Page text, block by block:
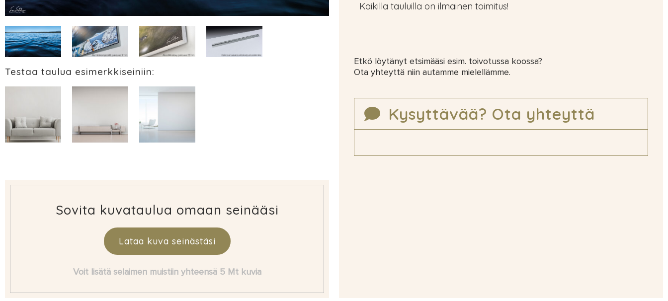
Testaa taulua esimerkkiseiniin:
Sovita kuvataulua omaan seinääsi
Lataa kuva seinästäsi
Voit lisätä selaimen muistiin yhteensä 5 Mt kuvia
Kaikilla tauluilla on ilmainen toimitus!
Etkö löytänyt etsimääsi esim. toivotussa koossa?
Ota yhteyttä niin autamme mielellämme.
Kysyttävää? Ota yhteyttä